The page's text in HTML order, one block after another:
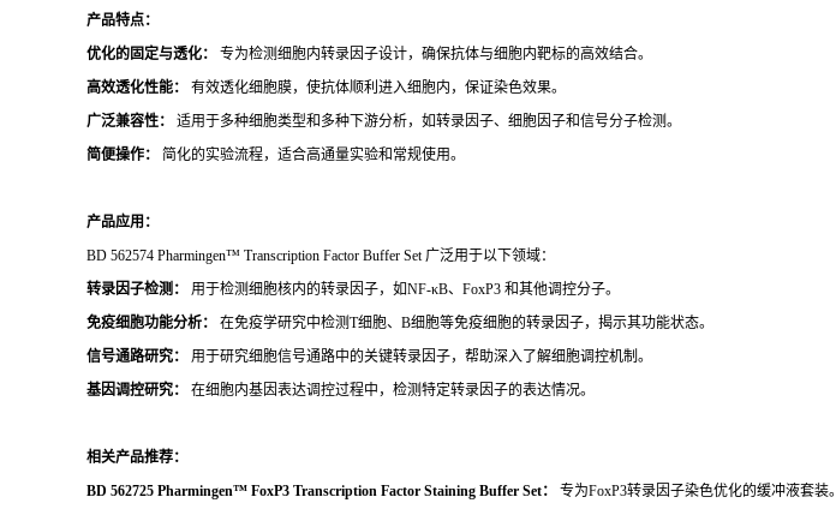
产品特点：
优化的固定与透化：
专为检测细胞内转录因子设计，确保抗体与细胞内靶标的高效结合。
高效透化性能：
有效透化细胞膜，使抗体顺利进入细胞内，保证染色效果。
广泛兼容性：
适用于多种细胞类型和多种下游分析，如转录因子、细胞因子和信号分子检测。
简便操作：
简化的实验流程，适合高通量实验和常规使用。
产品应用：
BD 562574 Pharmingen™ Transcription Factor Buffer Set 广泛用于以下领域：
转录因子检测：
用于检测细胞核内的转录因子，如NF-κB、FoxP3 和其他调控分子。
免疫细胞功能分析：
在免疫学研究中检测T细胞、B细胞等免疫细胞的转录因子，揭示其功能状态。
信号通路研究：
用于研究细胞信号通路中的关键转录因子，帮助深入了解细胞调控机制。
基因调控研究：
在细胞内基因表达调控过程中，检测特定转录因子的表达情况。
相关产品推荐：
BD 562725 Pharmingen™ FoxP3 Transcription Factor Staining Buffer Set：
专为FoxP3转录因子染色优化的缓冲液套装。